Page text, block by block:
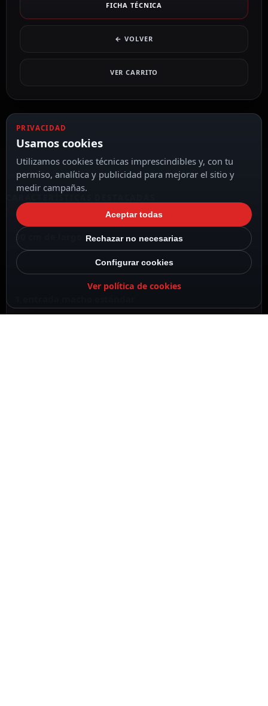
FICHA TÉCNICA
← VOLVER
VER CARRITO
VER TODAS LAS CARACTERÍSTICAS
30 cm de largo
PRIVACIDAD
Usamos cookies
Utilizamos cookies técnicas imprescindibles y, con tu
permiso, analítica y publicidad para mejorar el sitio y
medir campañas.
Aceptar todas
Rechazar no necesarias
Configurar cookies
Ver política de cookies